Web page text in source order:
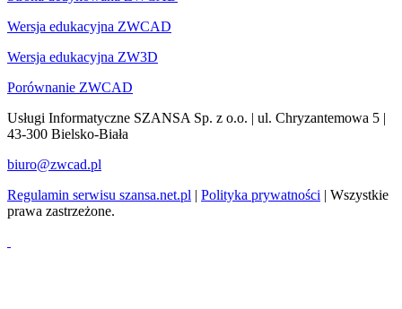
Wersja edukacyjna ZWCAD
Wersja edukacyjna ZW3D
Porównanie ZWCAD
Usługi Informatyczne SZANSA Sp. z o.o. | ul. Chryzantemowa 5 |
43-300 Bielsko-Biała
biuro@zwcad.pl
Regulamin serwisu szansa.net.pl | Polityka prywatności | Wszystkie
prawa zastrzeżone.